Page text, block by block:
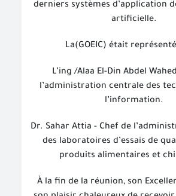
derniers systèmes d’application
artificielle.
La(GOEIC) était
L’ing /Alaa El-Din Abdel
l’administration centrale des
l’information.
Dr. Sahar Attia - Chef de
des laboratoires d’essais de
produits alimentaires et
À la fin de la réunion, son